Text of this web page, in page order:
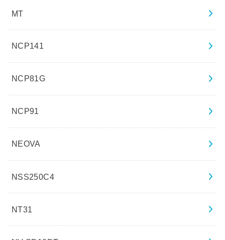
MT
NCP141
NCP81G
NCP91
NEOVA
NSS250C4
NT31